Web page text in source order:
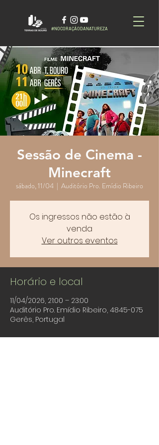
#NOCORAÇÃODANATUREZA
Sessão de Cinema -
Minecraft
sábado, 11/04
  |
Auditório Pro. Emídio Ribeiro
Os ingressos não estão à
venda
Ver outros eventos
Horário e local
11/04/2026, 21:00 – 23:00
Auditório Pro. Emídio Ribeiro, 4845-075
Gerês, Portugal